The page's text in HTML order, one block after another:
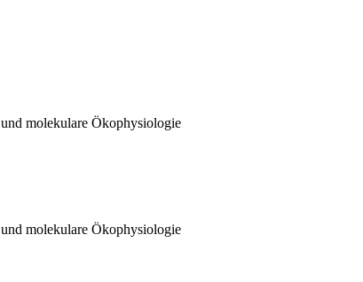
molekulare Ökophysiologie
molekulare Ökophysiologie